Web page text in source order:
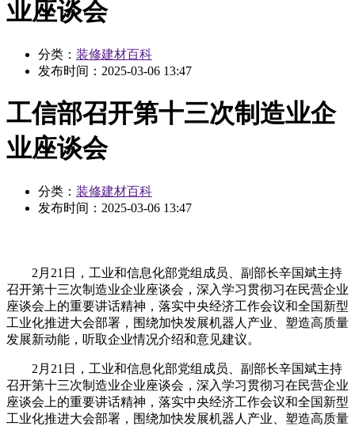
业座谈会
分类： 装修建材百科
发布时间： 2025-03-06 13:47
工信部召开第十三次制造业企
业座谈会
分类： 装修建材百科
发布时间： 2025-03-06 13:47
2月21日，工业和信息化部党组成员、副部长辛国斌主持
召开第十三次制造业企业座谈会，深入学习贯彻习在民营企业
座谈会上的重要讲话精神，落实中央经济工作会议和全国新型
工业化推进大会部署，围绕加快发展机器人产业、塑造高质量
发展新动能，听取企业情况介绍和意见建议。
2月21日，工业和信息化部党组成员、副部长辛国斌主持
召开第十三次制造业企业座谈会，深入学习贯彻习在民营企业
座谈会上的重要讲话精神，落实中央经济工作会议和全国新型
工业化推进大会部署，围绕加快发展机器人产业、塑造高质量